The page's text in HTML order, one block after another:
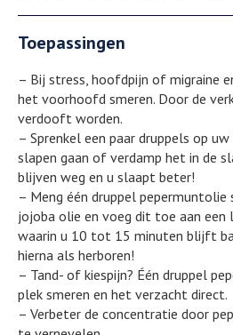
Toepassingen
– Bij stress, hoofdpijn of migraine
het voorhoofd smeren. Door de
verdooft worden.
– Sprenkel een paar druppels op
slapen gaan of verdamp het in de
blijven weg en u slaapt beter!
– Meng één druppel
jojoba olie en voeg dit toe aan
waarin u 10 tot 15 minuten blijft
hierna als herboren!
– Tand- of kiespijn? Één druppel
plek smeren en het verzacht direct.
– Verbeter de concentratie door